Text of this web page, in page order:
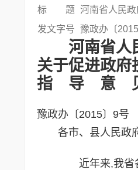
标 题 河南省人民
发文字号 豫政办〔
河南省人
关于促进政府
指 导 意
豫政办〔2015〕9号
各市、县人民政
近年来,我省各